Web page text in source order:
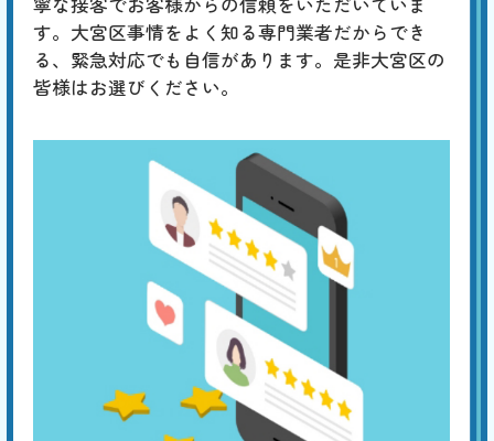
す。大宮区事情をよく知る専門業者だからでき
る、緊急対応でも自信があります。是非大宮区の
皆様はお選びください。